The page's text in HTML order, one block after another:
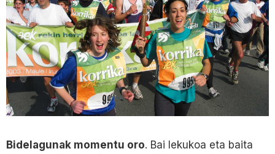
Bidelagunak momentu oro. Bai lekukoa eta baita